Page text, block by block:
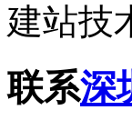
建站技
联系深